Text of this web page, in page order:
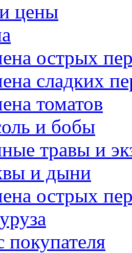
цены
острых
сладких
томатов
и бобы
травы и
и дыни
острых
покупателя